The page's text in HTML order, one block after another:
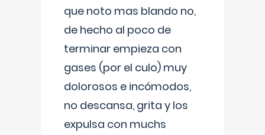
que noto mas blando no,
de hecho al poco de
terminar empieza con
gases (por el culo) muy
dolorosos e incómodos,
no descansa, grita y los
expulsa con muchs